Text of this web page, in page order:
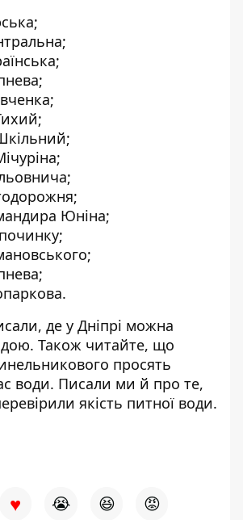
Юніна;
де у Дніпрі можна
. Також читайте, що
просять
води. Писали ми й про те,
якість питної води.
♥ 😭 😆 😡